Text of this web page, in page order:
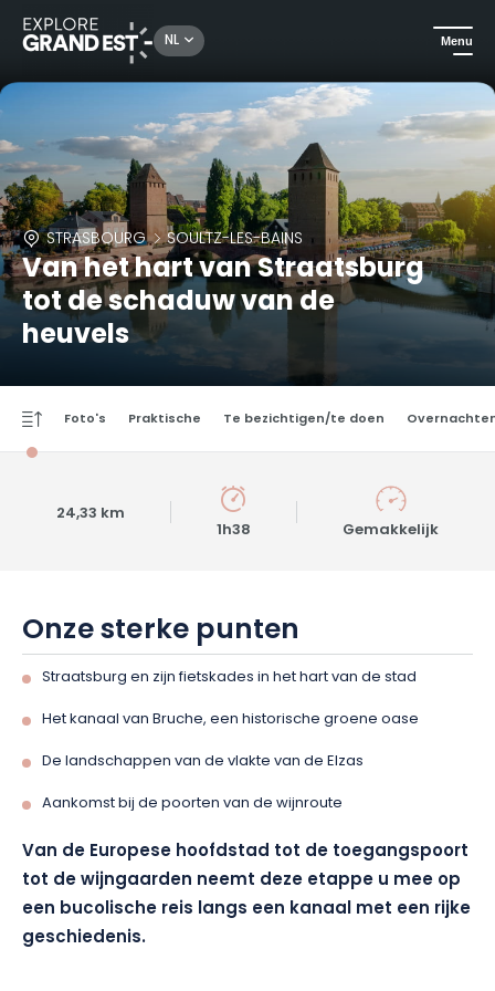
NL Menu
STRASBOURG SOULTZ-LES-BAINS
Van het hart van Straatsburg
tot de schaduw van de
heuvels
Foto's Praktische Te bezichtigen/te doen
24,33 km
1h38 Gemakkelijk
Onze sterke punten
Straatsburg en zijn fietskades in het hart van de stad
Het kanaal van Bruche, een historische groene oase
De landschappen van de vlakte van de Elzas
Aankomst bij de poorten van de wijnroute
Van de Europese hoofdstad tot de toegangspoort
tot de wijngaarden neemt deze etappe u mee op
een bucolische reis langs een kanaal met een rijke
geschiedenis.